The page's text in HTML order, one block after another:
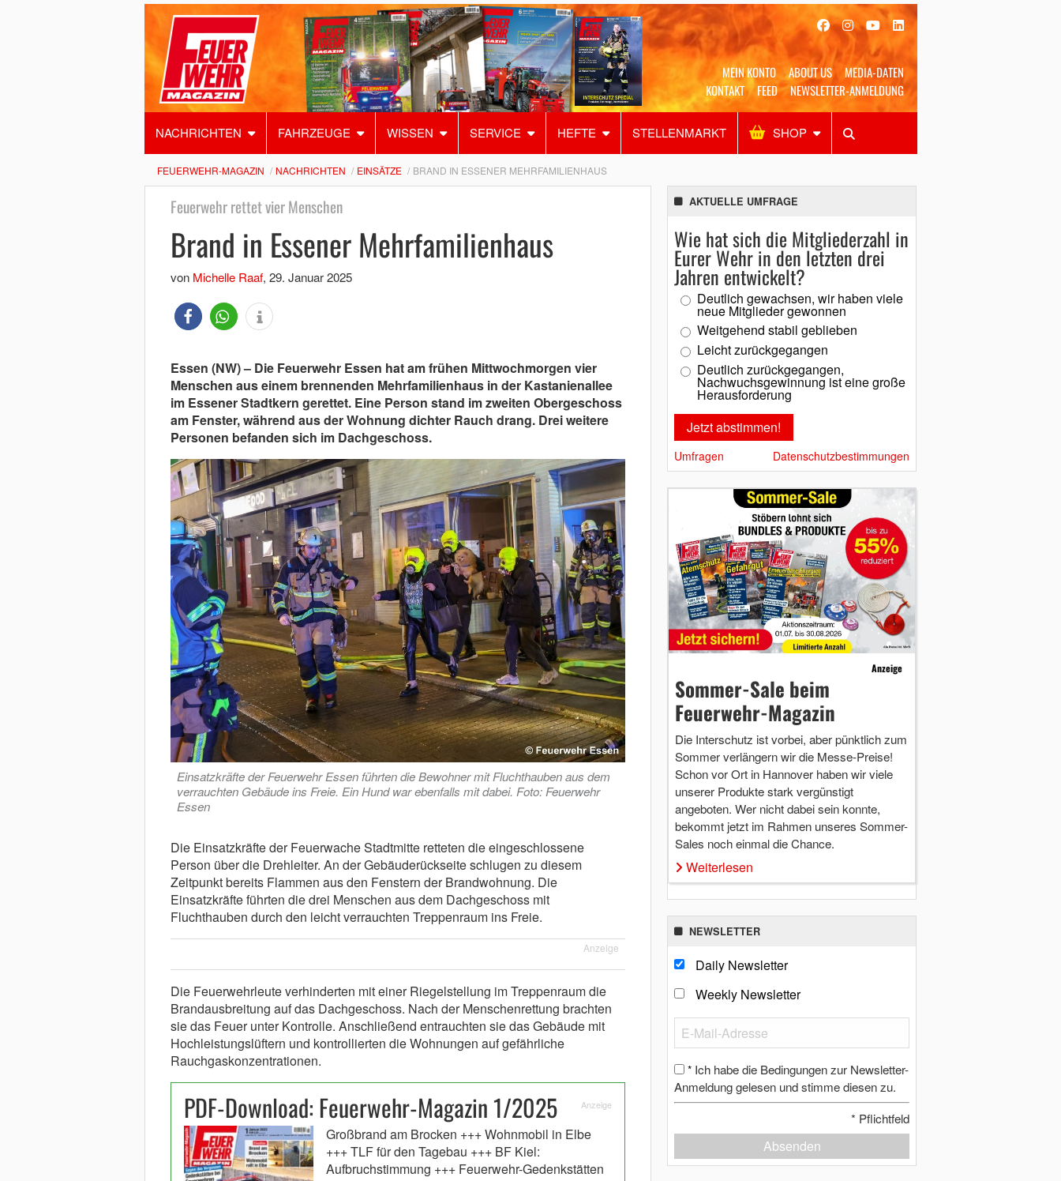
MEIN KONTO ABOUT US
MEDIA-DATEN
KONTAKT
FEED NEWSLETTER-ANMELDUNG
NACHRICHTEN FAHRZEUGE WISSEN SERVICE HEFTE STELLENMARKT SHOP
Alles Shop SUCHEN
FEUERWEHR-MAGAZIN NACHRICHTEN EINSÄTZE BRAND IN ESSENER MEHRFAMILIENHAUS
Feuerwehr rettet vier Menschen
Brand in Essener Mehrfamilienhaus
von Michelle Raaf, 29. Januar 2025
Essen (NW) – Die Feuerwehr Essen hat am frühen Mittwochmorgen vier
Menschen aus einem brennenden Mehrfamilienhaus in der Kastanienallee
im Essener Stadtkern gerettet. Eine Person stand im zweiten Obergeschoss
am Fenster, während aus der Wohnung dichter Rauch drang. Drei weitere
Personen befanden sich im Dachgeschoss.
Einsatzkräfte der Feuerwehr Essen führten die Bewohner mit Fluchthauben aus dem
verrauchten Gebäude ins Freie. Ein Hund war ebenfalls mit dabei. Foto: Feuerwehr
Essen
Die Einsatzkräfte der Feuerwache Stadtmitte retteten die eingeschlossene
Person über die Drehleiter. An der Gebäuderückseite schlugen zu diesem
Zeitpunkt bereits Flammen aus den Fenstern der Brandwohnung. Die
Einsatzkräfte führten die drei Menschen aus dem Dachgeschoss mit
Fluchthauben durch den leicht verrauchten Treppenraum ins Freie.
Anzeige
Die Feuerwehrleute verhinderten mit einer Riegelstellung im Treppenraum die
Brandausbreitung auf das Dachgeschoss. Nach der Menschenrettung brachten
sie das Feuer unter Kontrolle. Anschließend entrauchten sie das Gebäude mit
Hochleistungslüftern und kontrollierten die Wohnungen auf gefährliche
Rauchgaskonzentrationen.
PDF-Download: Feuerwehr-Magazin 1/2025 Anzeige
Großbrand am Brocken +++ Wohnmobil in Elbe
+++ TLF für den Tagebau +++ BF Kiel:
Aufbruchstimmung +++ Feuerwehr-Gedenkstätten
AKTUELLE UMFRAGE
Wie hat sich die Mitgliederzahl in
Eurer Wehr in den letzten drei
Jahren entwickelt?
Deutlich gewachsen, wir haben viele
neue Mitglieder gewonnen
Weitgehend stabil geblieben
Leicht zurückgegangen
Deutlich zurückgegangen,
Nachwuchsgewinnung ist eine große
Herausforderung
Umfragen Datenschutzbestimmungen
Anzeige
Sommer-Sale beim
Feuerwehr-Magazin
Die Interschutz ist vorbei, aber pünktlich zum
Sommer verlängern wir die Messe-Preise!
Schon vor Ort in Hannover haben wir viele
unserer Produkte stark vergünstigt
angeboten. Wer nicht dabei sein konnte,
bekommt jetzt im Rahmen unseres Sommer-
Sales noch einmal die Chance.
Weiterlesen
NEWSLETTER
Daily Newsletter
Weekly Newsletter
* Ich habe die Bedingungen zur Newsletter-
Anmeldung gelesen und stimme diesen zu.
* Pflichtfeld
Absenden